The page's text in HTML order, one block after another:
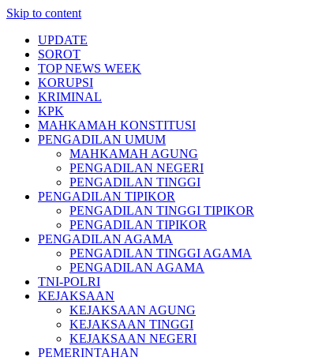
Skip to content
UPDATE
SOROT
TOP NEWS WEEK
KORUPSI
KRIMINAL
KPK
MAHKAMAH KONSTITUSI
PENGADILAN UMUM
MAHKAMAH AGUNG
PENGADILAN NEGERI
PENGADILAN TINGGI
PENGADILAN TIPIKOR
PENGADILAN TINGGI TIPIKOR
PENGADILAN TIPIKOR
PENGADILAN AGAMA
PENGADILAN TINGGI AGAMA
PENGADILAN AGAMA
TNI-POLRI
KEJAKSAAN
KEJAKSAAN AGUNG
KEJAKSAAN TINGGI
KEJAKSAAN NEGERI
PEMERINTAHAN